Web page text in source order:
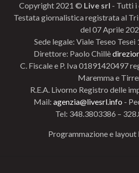
Copyright 2021 © Live srl - Tutti i
Testata giornalistica registrata al
del 07 Aprile
Sede legale: Viale Teseo
Direttore: Paolo Chillè
C. Fiscale e P. Iva 01891420497
Maremma e
R.E.A. Livorno Registro delle
Mail: agenzia@livesrl.info -
Tel: 348.3803386 –
Programmazione e layout